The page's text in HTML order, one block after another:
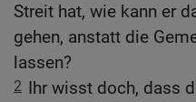
Streit hat, wie kann er
gehen, anstatt die
lassen?
2 Ihr wisst doch, dass